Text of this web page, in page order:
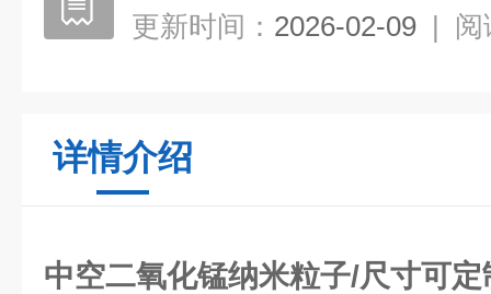
更新时间： 2026-02-09 | 阅
详情介绍
中空二氧化锰纳米粒子/尺寸可定